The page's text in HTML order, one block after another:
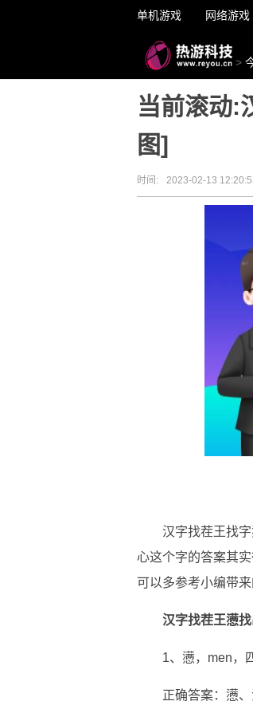
单机游戏 网络游戏
>
当前滚动:
图]
时间: 2023-02-13
汉字找茬王找
心这个字的答案其
可以多参考小编带
汉字找茬王懑
1、懑，men，
正确答案：懑